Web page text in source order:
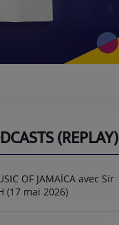
(REPLAY)
OF JAMAÏCA avec Sir
(17 mai 2026)